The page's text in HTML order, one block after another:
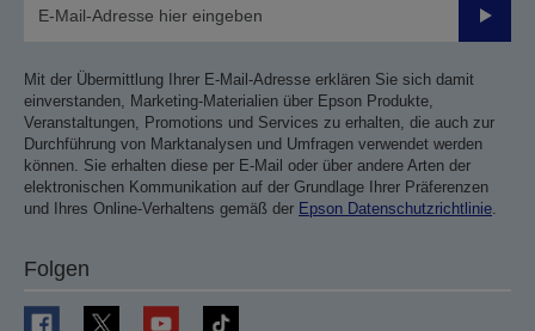
Mit der Übermittlung Ihrer E-Mail-Adresse erklären Sie sich damit
einverstanden, Marketing-Materialien über Epson Produkte,
Veranstaltungen, Promotions und Services zu erhalten, die auch zur
Durchführung von Marktanalysen und Umfragen verwendet werden
können. Sie erhalten diese per E-Mail oder über andere Arten der
elektronischen Kommunikation auf der Grundlage Ihrer Präferenzen
und Ihres Online-Verhaltens gemäß der Epson Datenschutzrichtlinie.
Folgen